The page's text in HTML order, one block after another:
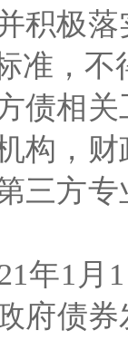
积极
准，
相关
构，
三方
1月1
府债